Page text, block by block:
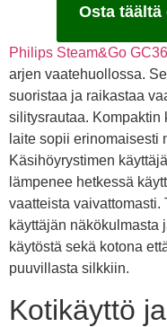
Osta
Philips Steam&Go
arjen vaatehuollossa.
suoristaa ja raikastaa
silitysrautaa. Kompaktin
laite sopii erinomaisesti
Käsihöyrystimen
lämpenee hetkessä
vaatteista vaivattomasti.
käyttäjän näkökulmasta
käytöstä sekä kotona
puuvillasta silkkiin.
Kotikäyttö